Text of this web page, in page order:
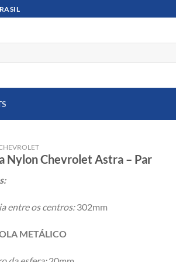
Nylon Chevrolet Astra – Par
entre os centros:302mm
METÁLICO